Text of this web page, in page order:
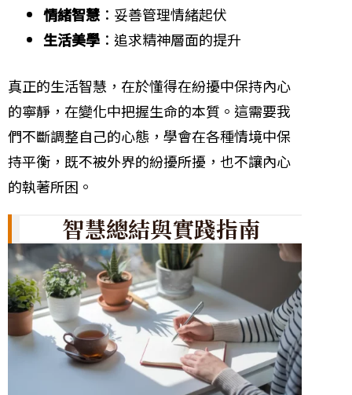
情緒智慧 ：妥善管理情緒起伏
生活美學 ：追求精神層面的提升
真正的生活智慧，在於懂得在紛擾中保持內心
的寧靜，在變化中把握生命的本質。這需要我
們不斷調整自己的心態，學會在各種情境中保
持平衡，既不被外界的紛擾所擾，也不讓內心
的執著所困。
智慧總結與實踐指南